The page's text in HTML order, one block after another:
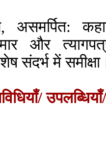
असमर्पित:
और
संदर्भ में